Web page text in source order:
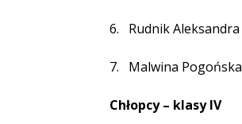
6. Rudnik Aleksandra
7. Malwina Pogońska
Chłopcy – klasy IV